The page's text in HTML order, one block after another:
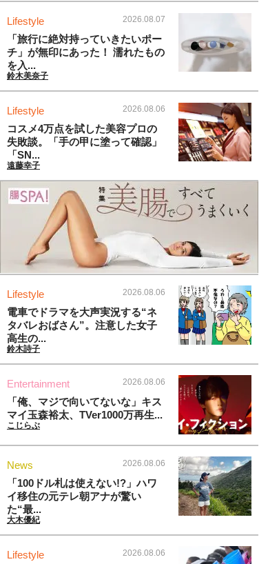
Lifestyle 2026.08.07
「旅行に絶対持っていきたいポー
チ」が無印にあった！ 濡れたもの
を入...
鈴木美奈子
Lifestyle 2026.08.06
コスメ4万点を試した美容プロの
失敗談。「手の甲に塗って確認」
「SN...
遠藤幸子
Lifestyle 2026.08.06
電車でドラマを大声実況する“ネ
タバレおばさん”。注意した女子
高生の...
鈴木詩子
Entertainment 2026.08.06
「俺、マジで向いてないな」キス
マイ玉森裕太、TVer1000万再生...
こじらぶ
News 2026.08.06
「100ドル札は使えない!?」ハワ
イ移住の元テレ朝アナが驚い
た“最...
大木優紀
Lifestyle 2026.08.06